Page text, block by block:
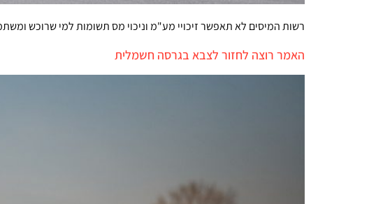
רשות המיסים לא תאפשר זיכויי מע"מ וניכוי מס תשומות למי שרוכש
האמר רוצה לחזור לצבא בגרסה חשמלית